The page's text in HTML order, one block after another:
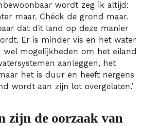
wordt zeg ik altijd:
maar. Chéck de grond maar.
dat dit land op deze manier
Er is minder vis en het water
wel mogelijkheden om het eiland
aanleggen, het
het is duur en heeft nergens
wordt aan zijn lot overgelaten.’
zijn de oorzaak van